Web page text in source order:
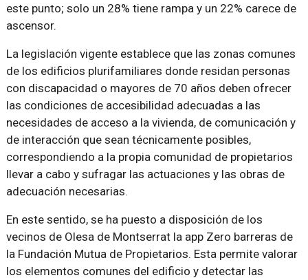
este punto; solo un 28% tiene rampa y un 22% carece de
ascensor.
La legislación vigente establece que las zonas comunes
de los edificios plurifamiliares donde residan personas
con discapacidad o mayores de 70 años deben ofrecer
las condiciones de accesibilidad adecuadas a las
necesidades de acceso a la vivienda, de comunicación y
de interacción que sean técnicamente posibles,
correspondiendo a la propia comunidad de propietarios
llevar a cabo y sufragar las actuaciones y las obras de
adecuación necesarias.
En este sentido, se ha puesto a disposición de los
vecinos de Olesa de Montserrat la app Zero barreras de
la Fundación Mutua de Propietarios. Esta permite valorar
los elementos comunes del edificio y detectar las